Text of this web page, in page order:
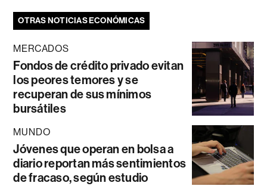
OTRAS NOTICIAS ECONÓMICAS
MERCADOS
Fondos de crédito privado evitan
los peores temores y se
recuperan de sus mínimos
bursátiles
MUNDO
Jóvenes que operan en bolsa a
diario reportan más sentimientos
de fracaso, según estudio